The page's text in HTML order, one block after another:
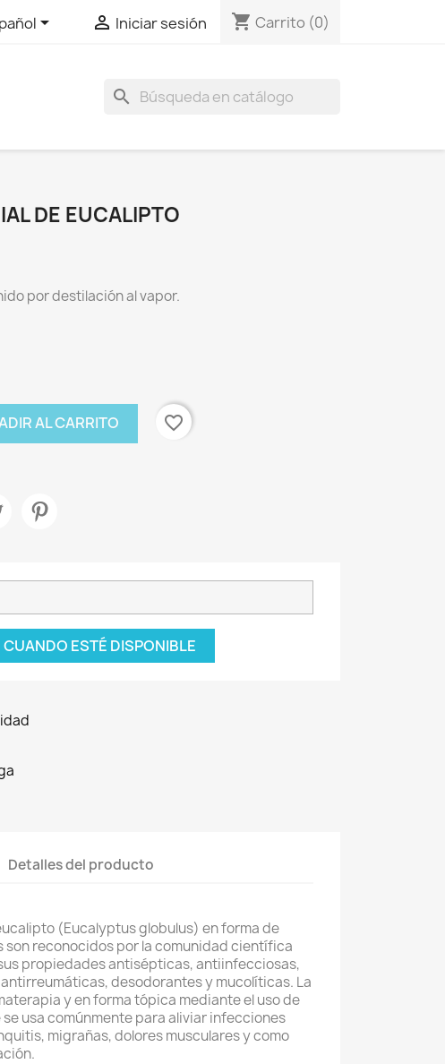
  Iniciar sesión shopping_cart Carrito (0)
search
DE EUCALIPTO
por destilación al vapor.
AL CARRITO
favorite_border
ESTÉ DISPONIBLE
Detalles del producto
(Eucalyptus globulus) en forma de
son reconocidos por la comunidad científica
propiedades antisépticas, antiinfecciosas,
desodorantes y mucolíticas. La
y en forma tópica mediante el uso de
usa comúnmente para aliviar infecciones
migrañas, dolores musculares y como